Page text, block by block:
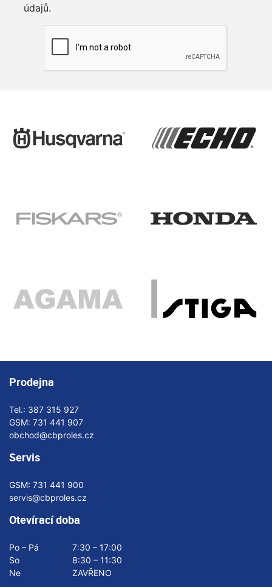
údajů.
Prodejna
Tel.: 387 315 927
GSM: 731 441 907
obchod@cbproles.cz
Servis
GSM: 731 441 900
servis@cbproles.cz
Otevírací doba
Po – Pá
7:30 – 17:00
So
8:30 – 11:30
Ne
ZAVŘENO